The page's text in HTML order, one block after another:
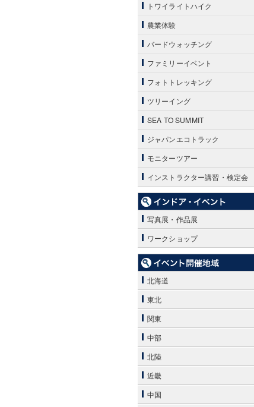
トワイライトハイク
農業体験
バードウォッチング
ファミリーイベント
フォトトレッキング
ツリーイング
SEA TO SUMMIT
ジャパンエコトラック
モニターツアー
インストラクター講習・検定会
写真展・作品展
ワークショップ
北海道
東北
関東
中部
北陸
近畿
中国